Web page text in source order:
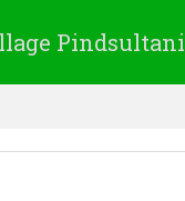
Pindsultani